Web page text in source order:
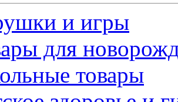
и игры
для
товары